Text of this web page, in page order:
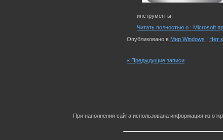
инструменты.
Читать полностью о : Microsoft
Опубликовано в Мир Windows Нет
« Предыдущие записи
При наполнении сайта использована информация из